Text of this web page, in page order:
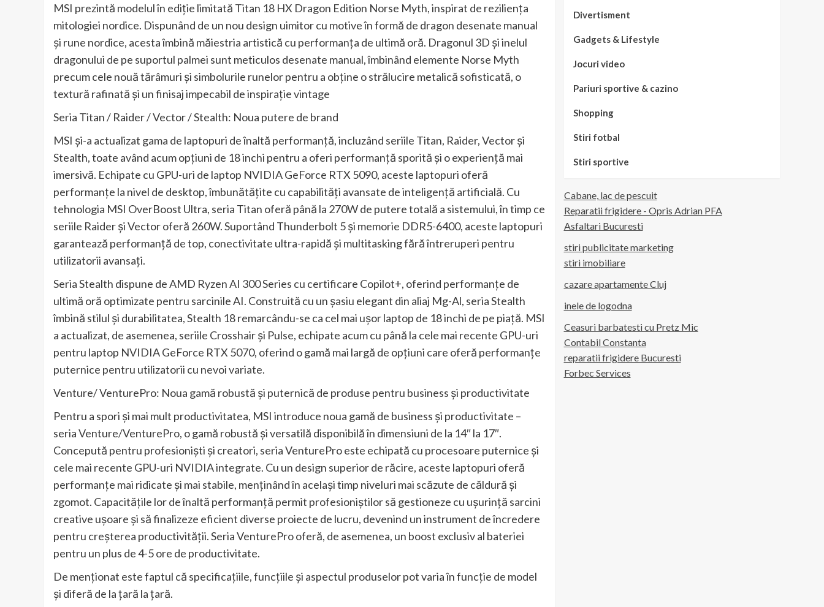
MSI prezintă modelul în ediție limitată Titan 18 HX Dragon Edition Norse Myth, inspirat de reziliența
mitologiei nordice. Dispunând de un nou design uimitor cu motive în formă de dragon desenate manual
și rune nordice, acesta îmbină măiestria artistică cu performanța de ultimă oră. Dragonul 3D și inelul
dragonului de pe suportul palmei sunt meticulos desenate manual, îmbinând elemente Norse Myth
precum cele nouă tărâmuri și simbolurile runelor pentru a obține o strălucire metalică sofisticată, o
textură rafinată și un finisaj impecabil de inspirație vintage
Seria Titan / Raider / Vector / Stealth: Noua putere de brand
MSI și-a actualizat gama de laptopuri de înaltă performanță, incluzând seriile Titan, Raider, Vector și
Stealth, toate având acum opțiuni de 18 inchi pentru a oferi performanță sporită și o experiență mai
imersivă. Echipate cu GPU-uri de laptop NVIDIA GeForce RTX 5090, aceste laptopuri oferă
performanțe la nivel de desktop, îmbunătățite cu capabilități avansate de inteligență artificială. Cu
tehnologia MSI OverBoost Ultra, seria Titan oferă până la 270W de putere totală a sistemului, în timp ce
seriile Raider și Vector oferă 260W. Suportând Thunderbolt 5 și memorie DDR5-6400, aceste laptopuri
garantează performanță de top, conectivitate ultra-rapidă și multitasking fără întreruperi pentru
utilizatorii avansați.
Seria Stealth dispune de AMD Ryzen AI 300 Series cu certificare Copilot+, oferind performanțe de
ultimă oră optimizate pentru sarcinile AI. Construită cu un șasiu elegant din aliaj Mg-Al, seria Stealth
îmbină stilul și durabilitatea, Stealth 18 remarcându-se ca cel mai ușor laptop de 18 inchi de pe piață. MSI
a actualizat, de asemenea, seriile Crosshair și Pulse, echipate acum cu până la cele mai recente GPU-uri
pentru laptop NVIDIA GeForce RTX 5070, oferind o gamă mai largă de opțiuni care oferă performanțe
puternice pentru utilizatorii cu nevoi variate.
Venture/ VenturePro: Noua gamă robustă și puternică de produse pentru business și productivitate
Pentru a spori și mai mult productivitatea, MSI introduce noua gamă de business și productivitate –
seria Venture/VenturePro, o gamă robustă și versatilă disponibilă în dimensiuni de la 14″ la 17″.
Concepută pentru profesioniști și creatori, seria VenturePro este echipată cu procesoare puternice și
cele mai recente GPU-uri NVIDIA integrate. Cu un design superior de răcire, aceste laptopuri oferă
performanțe mai ridicate și mai stabile, menținând în același timp niveluri mai scăzute de căldură și
zgomot. Capacitățile lor de înaltă performanță permit profesioniștilor să gestioneze cu ușurință sarcini
creative ușoare și să finalizeze eficient diverse proiecte de lucru, devenind un instrument de încredere
pentru creșterea productivității. Seria VenturePro oferă, de asemenea, un boost exclusiv al bateriei
pentru un plus de 4-5 ore de productivitate.
De menționat este faptul că specificațiile, funcțiile și aspectul produselor pot varia în funcție de model
și diferă de la țară la țară.
Divertisment
Gadgets & Lifestyle
Jocuri video
Pariuri sportive & cazino
Shopping
Stiri fotbal
Stiri sportive
Cabane, lac de pescuit
Reparatii frigidere - Opris Adrian PFA
Asfaltari Bucuresti
stiri publicitate marketing
stiri imobiliare
cazare apartamente Cluj
inele de logodna
Ceasuri barbatesti cu Pretz Mic
Contabil Constanta
reparatii frigidere Bucuresti
Forbec Services